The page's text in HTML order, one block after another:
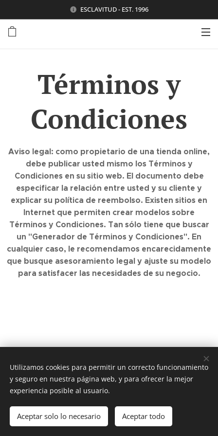
ESCLAVITUD - EST. 1996
Términos y
Condiciones
Aviso legal: como propietario de una tienda online,
debe publicar usted mismo los Términos y
Condiciones en su sitio web. El documento debe
especificar la relación entre usted y su cliente y
explicar su política de reembolso. Existen sitios en
Internet que permiten crear modelos sobre
Términos y Condiciones. Tan sólo tiene que buscar
un "Generador de Términos y Condiciones". En
cualquier caso, le recomendamos encarecidamente
que busque asesoramiento legal y ajuste su modelo
para satisfacer las necesidades de su negocio.
©® 2024 Esclavitud y Asociación Musical Esclavitud -
Santa Cruz de Tenerife - Spain
Creado con Webnode Cookies
Utilizamos cookies para permitir un correcto funcionamiento
y seguro en nuestra página web, y para ofrecer la mejor
experiencia posible al usuario.
Aceptar solo lo necesario Aceptar todo